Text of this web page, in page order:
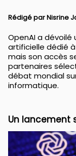
Rédigé parNisrine
OpenAI a dévoilé
artificielle dédié
mais son accès
partenaires
débat mondial
informatique.
Un lancement